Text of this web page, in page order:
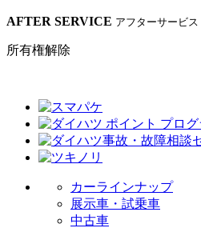
AFTER SERVICE アフターサービス
所有権解除
カーラインナップ
展示車・試乗車
中古車